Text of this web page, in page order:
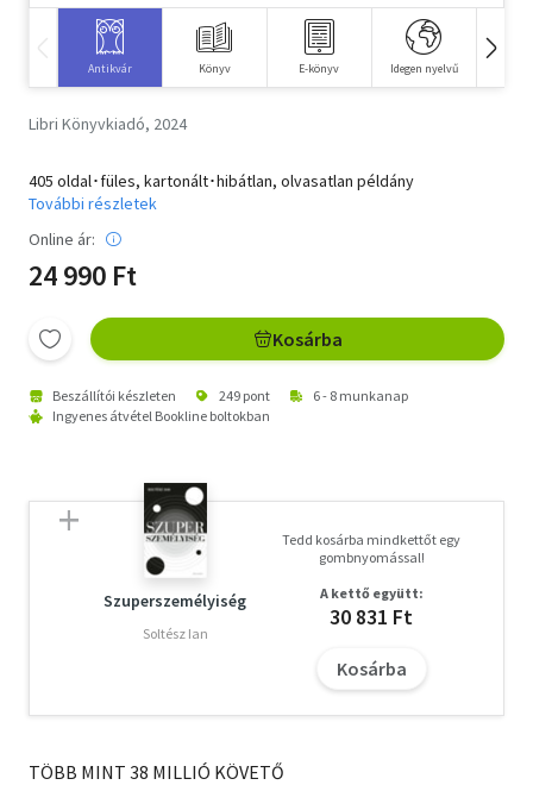
Antikvár Könyv E-könyv Idegen nyelvű
Libri Könyvkiadó, 2024
405 oldal･füles, kartonált･hibátlan, olvasatlan példány
További részletek
Online ár:
24 990 Ft
Kosárba
Beszállítói készleten 249 pont
6 - 8 munkanap
Ingyenes átvétel Bookline boltokban
Szuperszemélyiség
Soltész Ian
Tedd kosárba mindkettőt egy
gombnyomással!
A kettő együtt:
30 831 Ft
Kosárba
TÖBB MINT 38 MILLIÓ KÖVETŐ